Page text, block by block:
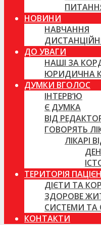
НОВИНИ
НАВЧАННЯ
ДО УВАГИ
НАШІ ЗА
ЮРИДИЧНА
ДУМКИ ВГОЛОС
ІНТЕРВ’Ю
Є ДУМКА
ВІД
ГОВОРЯТЬ
ЛІКАРІ
ТЕРИТОРІЯ
ДІЄТИ ТА
ЗДОРОВЕ
СИСТЕМИ ТА
КОНТАКТИ